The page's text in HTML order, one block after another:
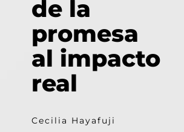
de la
promesa
al impacto
real
Cecilia Hayafuji